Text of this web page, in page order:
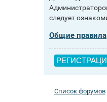
следует
Общие правила
Список форумов